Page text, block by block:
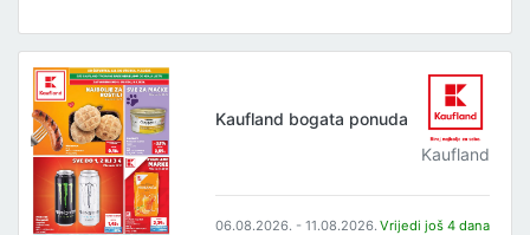
Kaufland bogata ponuda
Kaufland
06.08.2026. - 11.08.2026. Vrijedi još 4 dana